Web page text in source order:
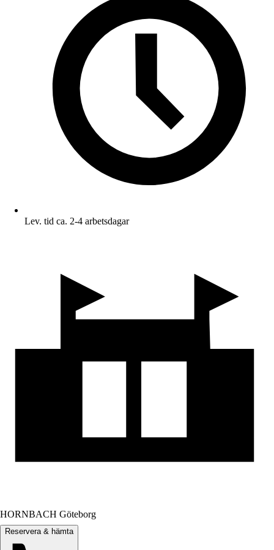
Lev. tid ca. 2-4 arbetsdagar
HORNBACH Göteborg
Reservera & hämta